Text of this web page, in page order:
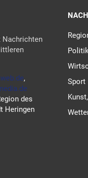
Nachrichten
,
des
Heringen
Sport